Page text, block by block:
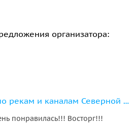
организатора:
На частном катере по рекам и каналам Северной Венеции
понравилась!!! Восторг!!!